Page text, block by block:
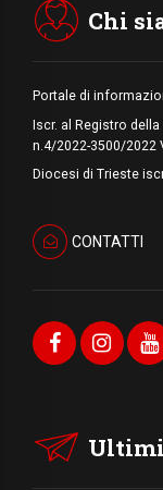
Chi
Portale di
Iscr. al Registro
n.4/2022-3500/2022
Diocesi di Trieste
CONTATTI